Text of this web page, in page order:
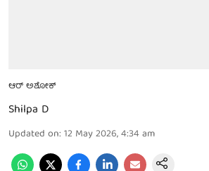
ಆರ್ ಅಶೋಕ್
Shilpa D
Updated on: 12 May 2026, 4:34 am